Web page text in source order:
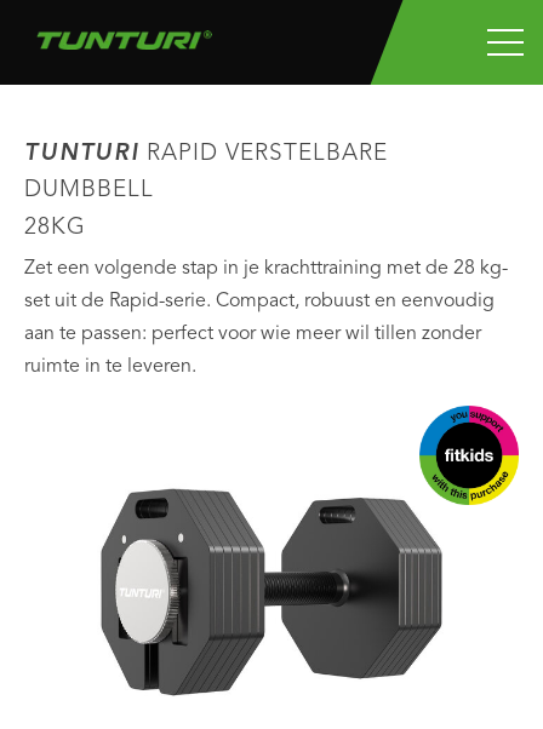
TUNTURI RAPID VERSTELBARE
DUMBBELL
28KG
Zet een volgende stap in je krachttraining met de 28 kg-
set uit de Rapid-serie. Compact, robuust en eenvoudig
aan te passen: perfect voor wie meer wil tillen zonder
ruimte in te leveren.